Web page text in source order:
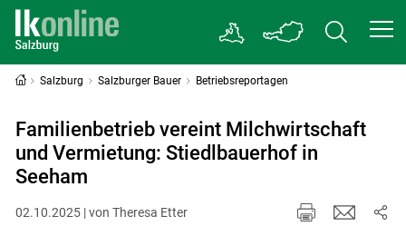
Salzburg Salzburger Bauer Betriebsreportagen
Familienbetrieb vereint Milchwirtschaft
und Vermietung: Stiedlbauerhof in
Seeham
02.10.2025 | von Theresa Etter